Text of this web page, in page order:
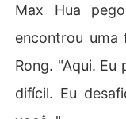
Max Hua
encontrou
Rong. "Aqui.
difícil. Eu